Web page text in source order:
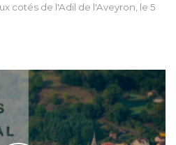
cotés de l'Adil de l'Aveyron, le 5